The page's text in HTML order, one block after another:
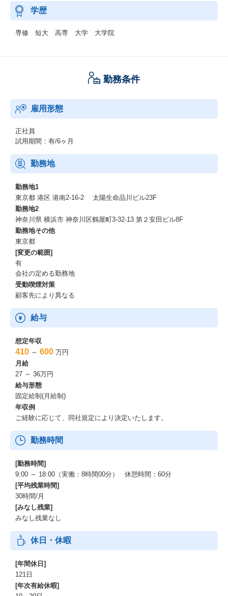
学歴
専修 短大 高専 大学 大学院
勤務条件
雇用形態
正社員
試用期間：有/6ヶ月
勤務地
勤務地1
東京都 港区 港南2-16-2 太陽生命品川ビル23F
勤務地2
神奈川県 横浜市 神奈川区鶴屋町3-32-13 第２安田ビル8F
勤務地その他
東京都
[変更の範囲]
有
会社の定める勤務地
受動喫煙対策
顧客先により異なる
給与
想定年収
410 ～ 600 万円
月給
27 ～ 36万円
給与形態
固定給制(月給制)
年収例
ご経験に応じて、同社規定により決定いたします。
勤務時間
[勤務時間]
9:00 ～ 18:00（実働：8時間00分） 休憩時間：60分
[平均残業時間]
30時間/月
[みなし残業]
みなし残業なし
休日・休暇
[年間休日]
121日
[年次有給休暇]